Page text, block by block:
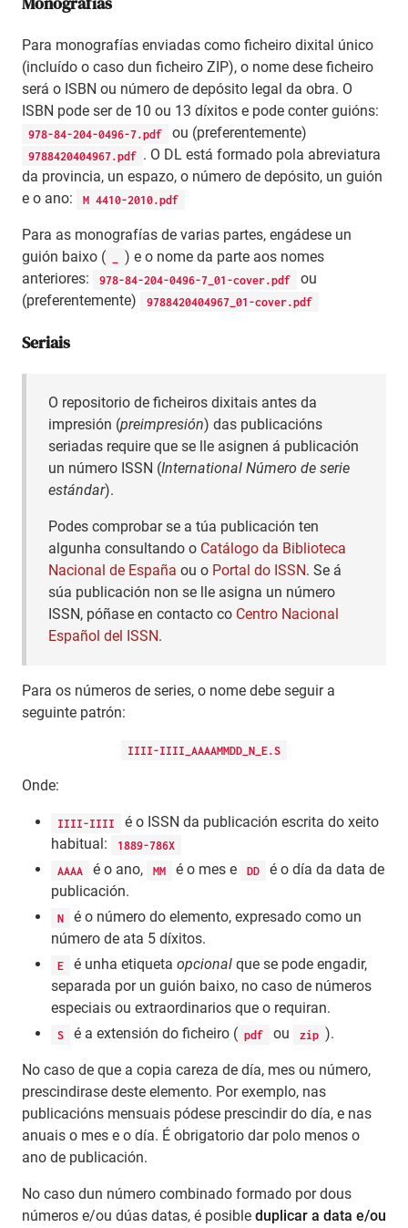
Para monografías enviadas como ficheiro dixital único
(incluído o caso dun ficheiro ZIP), o nome dese ficheiro
será o ISBN ou número de depósito legal da obra. O
ISBN pode ser de 10 ou 13 díxitos e pode conter guións:
978-84-204-0496-7.pdf ou (preferentemente)
9788420404967.pdf . O DL está formado pola abreviatura
da provincia, un espazo, o número de depósito, un guión
e o ano:
M 4410-2010.pdf
Para as monografías de varias partes, engádese un
guión baixo (
) e o nome da parte aos nomes
anteriores:
978-84-204-0496-7_01-cover.pdf
ou
(preferentemente)
9788420404967_01-cover.pdf
Seriais
O repositorio de ficheiros dixitais antes da
impresión (preimpresión) das publicacións
seriadas require que se lle asignen á publicación
un número ISSN (International Número de serie
estándar).
Podes comprobar se a túa publicación ten
algunha consultando o Catálogo da Biblioteca
Nacional de España ou o Portal do ISSN. Se á
súa publicación non se lle asigna un número
ISSN, póñase en contacto co Centro Nacional
Español del ISSN.
Para os números de series, o nome debe seguir a
seguinte patrón:
IIII-IIII_AAAAMMDD_N_E.S
Onde:
IIII-IIII
é o ISSN da publicación escrita do xeito
habitual:
1889-786X
AAAA
é o ano, MM é o mes e DD
é o día da data de
publicación.
N
é o número do elemento, expresado como un
número de ata 5 díxitos.
E é unha etiqueta opcional que se pode engadir,
separada por un guión baixo, no caso de números
especiais ou extraordinarios que o requiran.
S é a extensión do ficheiro ( pdf ou zip ).
No caso de que a copia careza de día, mes ou número,
prescindirase deste elemento. Por exemplo, nas
publicacións mensuais pódese prescindir do día, e nas
anuais o mes e o día. É obrigatorio dar polo menos o
ano de publicación.
No caso dun número combinado formado por dous
números e/ou dúas datas, é posible duplicar a data e/ou